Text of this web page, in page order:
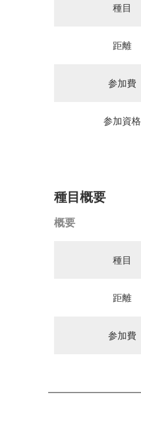
種目
距離
参加費
参加資格
種目概要
概要
種目
距離
参加費